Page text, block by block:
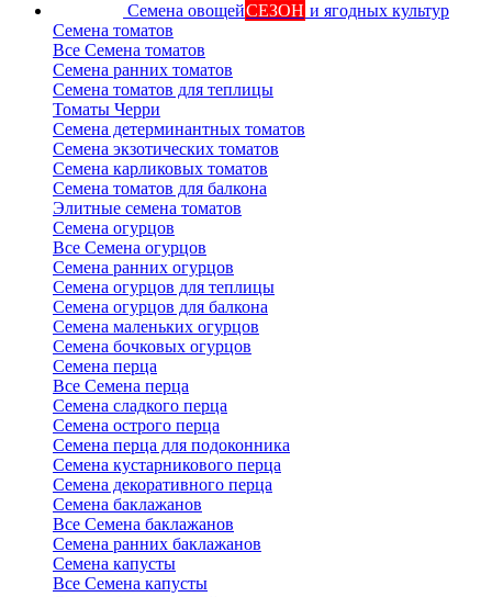
Семена овощейСЕЗОН и ягодных культур
Семена томатов
Все Семена томатов
Семена ранних томатов
Семена томатов для теплицы
Томаты Черри
Семена детерминантных томатов
Семена экзотических томатов
Семена карликовых томатов
Семена томатов для балкона
Элитные семена томатов
Семена огурцов
Все Семена огурцов
Семена ранних огурцов
Семена огурцов для теплицы
Семена огурцов для балкона
Семена маленьких огурцов
Семена бочковых огурцов
Семена перца
Все Семена перца
Семена сладкого перца
Семена острого перца
Семена перца для подоконника
Семена кустарникового перца
Семена декоративного перца
Семена баклажанов
Все Семена баклажанов
Семена ранних баклажанов
Семена капусты
Все Семена капусты